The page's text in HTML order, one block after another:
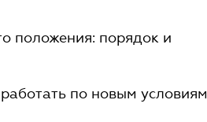
положения: порядок и
по новым условиям